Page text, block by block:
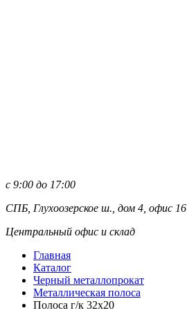
с 9:00 до 17:00
СПБ, Глухоозерское ш., дом 4, офис 16
Центральный офис и склад
Главная
Каталог
Черный металлопрокат
Металлическая полоса
Полоса г/к 32х20